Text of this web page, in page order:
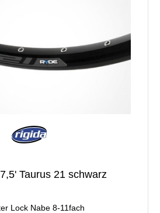
Taurus 21 schwarz
Lock Nabe 8-11fach